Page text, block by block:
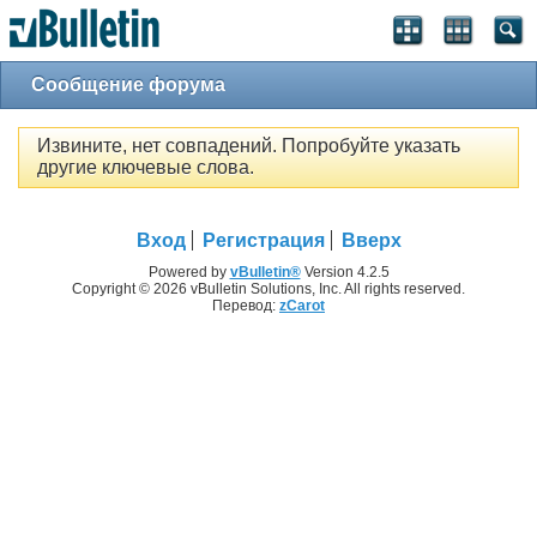
Сообщение форума
Извините, нет совпадений. Попробуйте указать
другие ключевые слова.
Вход Регистрация Вверх
Powered by vBulletin®Version 4.2.5
Copyright © 2026 vBulletin Solutions, Inc. All rights reserved.
Перевод: zCarot